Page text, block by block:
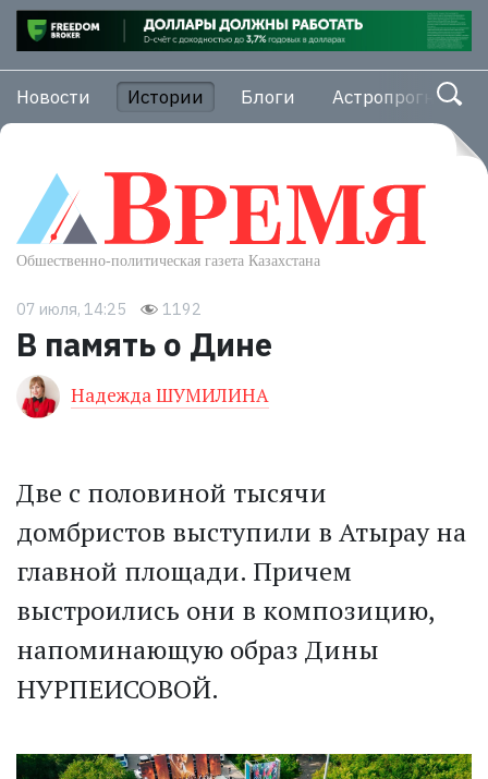
Новости Истории Блоги Астропрогноз
07 июля, 14:25 1192
В память о Дине
Надежда ШУМИЛИНА
Две с половиной тысячи
домбристов выступили в Атырау на
главной площади. Причем
выстроились они в композицию,
напоминающую образ Дины
НУРПЕИСОВОЙ.